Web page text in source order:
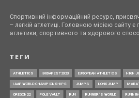
Спортивний інформаційний ресурс,
– легкій атлетиці. Головною місією сайту є
атлетики, спортивного та здорового
ТЕГИ
ATHLETICS BUDAPEST2023 EUROPEAN ATHLETICS HIGH
IAAF WORLD CHAMPIONSHIPS JUMPS LONG JUMP
OREGON22 POLE VAULT RUN RUNNER’S WORLD